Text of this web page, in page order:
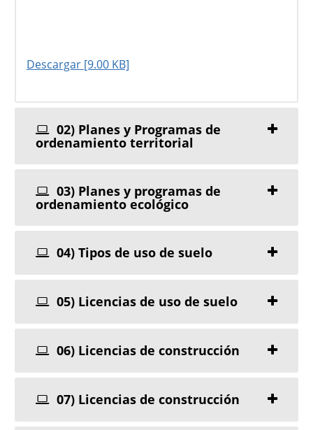
Descargar [9.00 KB]
02) Planes y Programas de
ordenamiento territorial
03) Planes y programas de
ordenamiento ecológico
04) Tipos de uso de suelo
05) Licencias de uso de suelo
06) Licencias de construcción
07) Licencias de construcción